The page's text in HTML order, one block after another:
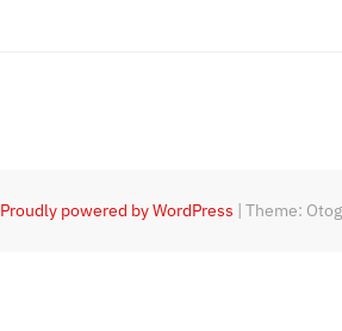
Proudly powered by WordPress |Theme: